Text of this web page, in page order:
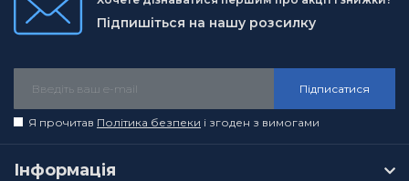
Підпишіться на нашу розсилку
Підписатися
Я прочитав Політика безпеки і згоден з вимогами
Інформація